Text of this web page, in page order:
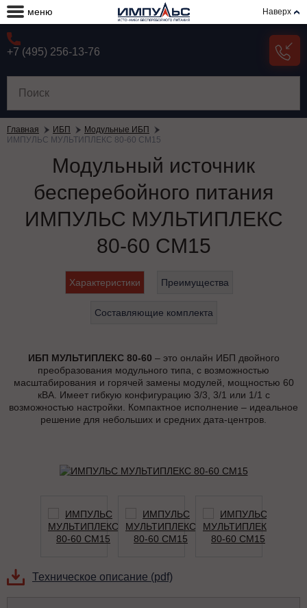
меню Наверх
+7 (495) 256-13-76
Главная ИБП
Модульные ИБП
ИМПУЛЬС МУЛЬТИПЛЕКС 80-60 СМ15
Модульный источник
бесперебойного питания
ИМПУЛЬС МУЛЬТИПЛЕКС
80-60 СМ15
Характеристики Преимущества
Составляющие комплекта
ИБП МУЛЬТИПЛЕКС 80-60 – это онлайн ИБП двойного
преобразования модульного типа, с возможностью
масштабирования и горячей замены модулей, мощностью 60
кВА. Имеет гибкую конфигурацию 3/3, 3/1 или 1/1 с
возможностью настройки. Компактное исполнение – идеальное
решение для небольших и средних дата-центров.
Техническое описание (pdf)